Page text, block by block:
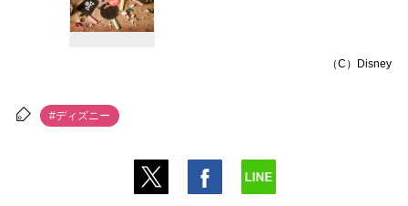
（C）Disney
#ディズニー